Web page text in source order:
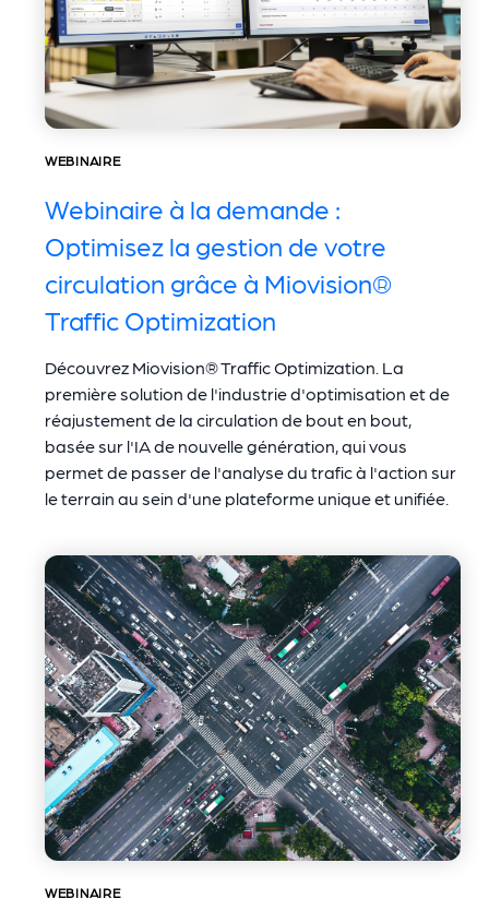
WEBINAIRE
Webinaire à la demande :
Optimisez la gestion de votre
circulation grâce à Miovision®
Traffic Optimization
Découvrez Miovision® Traffic Optimization. La
première solution de l'industrie d'optimisation et de
réajustement de la circulation de bout en bout,
basée sur l'IA de nouvelle génération, qui vous
permet de passer de l'analyse du trafic à l'action sur
le terrain au sein d'une plateforme unique et unifiée.
WEBINAIRE